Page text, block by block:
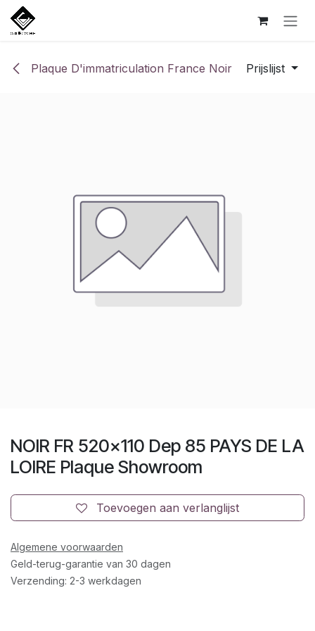
Overslaan naar inhoud
Plaque D'immatriculation France Noir Prijslijst
NOIR FR 520x110 Dep 85 PAYS DE LA
LOIRE Plaque Showroom
Toevoegen aan verlanglijst
Algemene voorwaarden
Geld-terug-garantie van 30 dagen
Verzending: 2-3 werkdagen